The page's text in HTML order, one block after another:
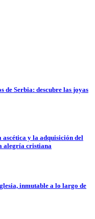
Serbia: descubre las joyas
y la adquisición del
alegría cristiana
inmutable a lo largo de